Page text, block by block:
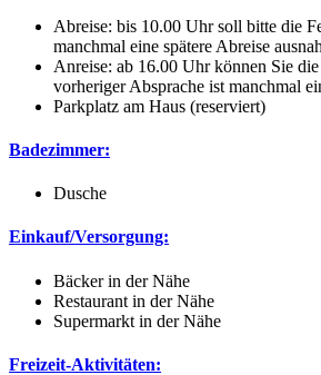
Abreise: bis 10.00 Uhr soll bitte die
manchmal eine spätere Abreise
Anreise: ab 16.00 Uhr können Sie
vorheriger Absprache ist manchmal
Parkplatz am Haus (reserviert)
Badezimmer:
Dusche
Einkauf/Versorgung:
Bäcker in der Nähe
Restaurant in der Nähe
Supermarkt in der Nähe
Freizeit-Aktivitäten: